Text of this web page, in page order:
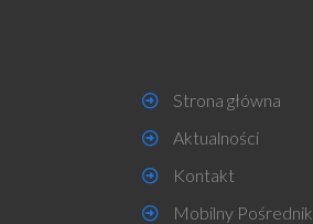
Strona główna
Aktualności
Kontakt
Mobilny Pośrednik